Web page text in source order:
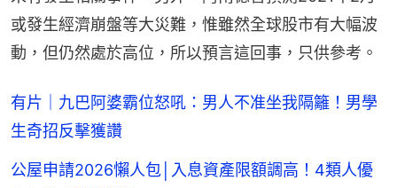
或發生經濟崩盤等大災難，惟雖然全球股市有大幅波
動，但仍然處於高位，所以預言這回事，只供參考。
有片｜九巴阿婆霸位怒吼：男人不准坐我隔籬！男學
生奇招反擊獲讚
公屋申請2026懶人包│入息資產限額調高！4類人優